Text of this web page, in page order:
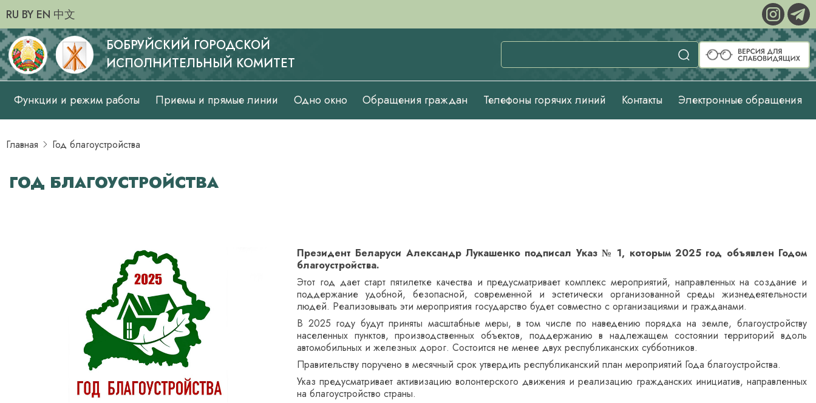
RU BY EN 中文
БОБРУЙСКИЙ ГОРОДСКОЙ
ИСПОЛНИТЕЛЬНЫЙ КОМИТЕТ
Основная
навигация
Функции и режим работы Приемы и прямые линии Одно окно Обращения граждан Телефоны горячих линий Контакты Электронные обращения
Главная Год благоустройства
ГОД БЛАГОУСТРОЙСТВА
Президент Беларуси Александр Лукашенко подписал Указ № 1, которым 2025 год объявлен Годом
благоустройства.
Этот год дает старт пятилетке качества и предусматривает комплекс мероприятий, направленных на создание и
поддержание удобной, безопасной, современной и эстетически организованной среды жизнедеятельности
людей. Реализовывать эти мероприятия государство будет совместно с организациями и гражданами.
В 2025 году будут приняты масштабные меры, в том числе по наведению порядка на земле, благоустройству
населенных пунктов, производственных объектов, поддержанию в надлежащем состоянии территорий вдоль
автомобильных и железных дорог. Состоится не менее двух республиканских субботников.
Правительству поручено в месячный срок утвердить республиканский план мероприятий Года благоустройства.
Указ предусматривает активизацию волонтерского движения и реализацию гражданских инициатив, направленных
на благоустройство страны.